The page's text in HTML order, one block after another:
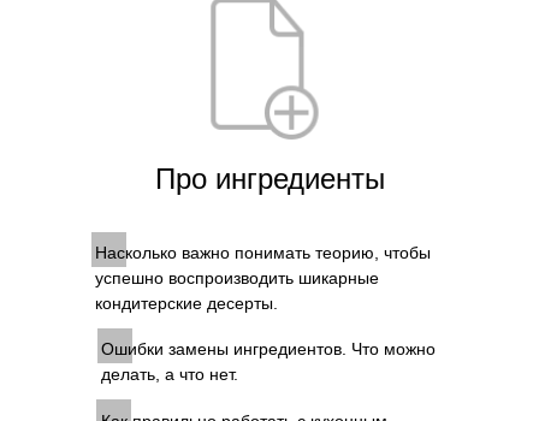
Про ингредиенты
Насколько важно понимать теорию, чтобы
успешно воспроизводить шикарные
кондитерские десерты.
Ошибки замены ингредиентов. Что можно
делать, а что нет.